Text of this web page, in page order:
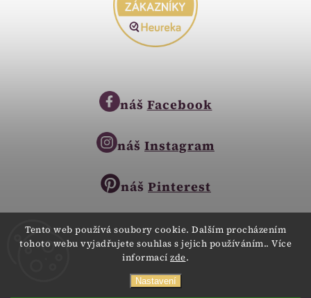
Tento web používá soubory cookie. Dalším procházením
tohoto webu vyjadřujete souhlas s jejich používáním.. Více
informací zde.
Nastavení
obchod@zlatnictvi-zlaticko.cz
náš Facebook
náš Instagram
náš Pinterest
Copyright © 2023
Všechna práva vyhrazena.